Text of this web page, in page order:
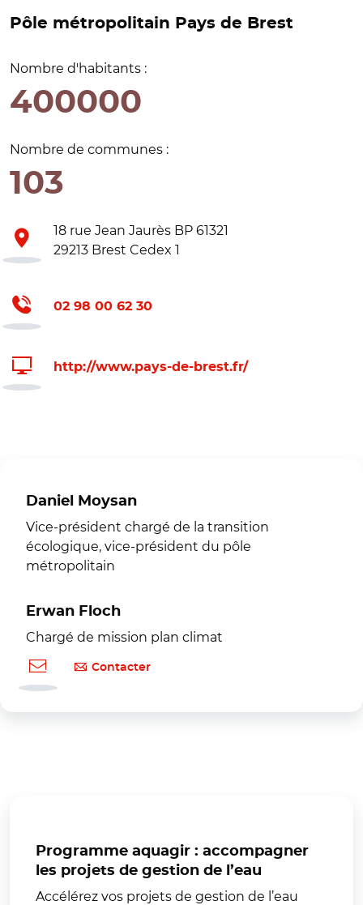
Pôle métropolitain Pays de Brest
Nombre d'habitants :
400000
Nombre de communes :
103
18 rue Jean Jaurès BP 61321
29213 Brest Cedex 1
02 98 00 62 30
http://www.pays-de-brest.fr/
Daniel Moysan
Vice-président chargé de la transition
écologique, vice-président du pôle
métropolitain
Erwan Floch
Chargé de mission plan climat
Contacter
Programme aquagir : accompagner
les projets de gestion de l’eau
Accélérez vos projets de gestion de l’eau